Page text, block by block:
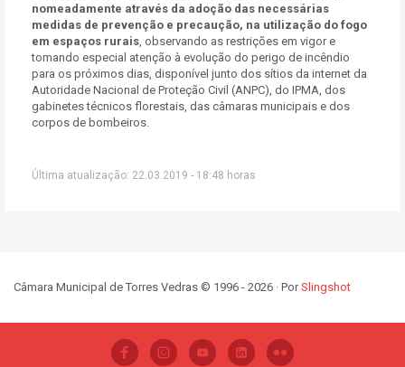
nomeadamente através da adoção das necessárias
medidas de prevenção e precaução, na utilização do fogo
em espaços rurais, observando as restrições em vigor e
tomando especial atenção à evolução do perigo de incêndio
para os próximos dias, disponível junto dos sítios da internet da
Autoridade Nacional de Proteção Civil (ANPC), do IPMA, dos
gabinetes técnicos florestais, das câmaras municipais e dos
corpos de bombeiros.
Última atualização: 22.03.2019 - 18:48 horas
Câmara Municipal de Torres Vedras © 1996 - 2026 · PorSlingshot